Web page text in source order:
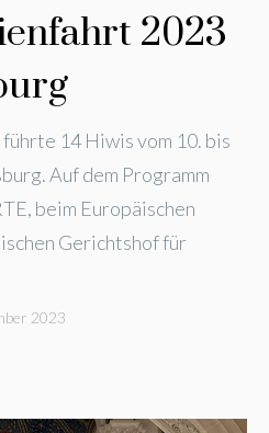
2023
14 Hiwis vom 10. bis
Auf dem Programm
beim Europäischen
Gerichtshof für
2023